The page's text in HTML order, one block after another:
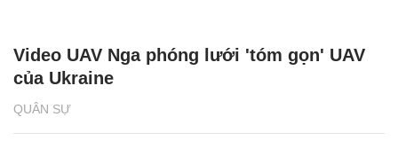
QUÂN SỰ
Video UAV Nga phóng lưới 'tóm gọn' UAV
của Ukraine